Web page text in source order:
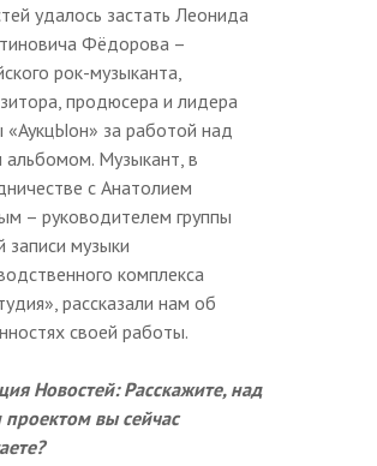
удалось застать Леонида
Фёдорова –
рок-музыканта,
продюсера и лидера
«АукцЫон» за работой над
Музыкант, в
с Анатолием
– руководителем группы
записи музыки
комплекса
рассказали нам об
своей работы.
Новостей: Расскажите, над
проектом вы сейчас